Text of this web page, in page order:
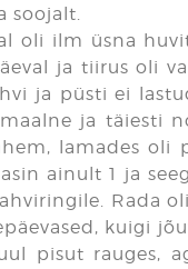
soojalt.
oli ilm üsna
ja tiirus oli
ja püsti ei
ja täiesti
lamades oli
ainult 1 ja
Rada
kuigi
pisut rauges,